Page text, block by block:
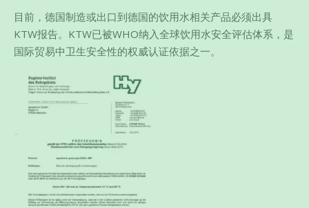
目前，德国制造或出口到德国的饮用水相关产品必须出具
KTW报告。KTW已被WHO纳入全球饮用水安全评估体系，是
国际贸易中卫生安全性的权威认证依据之一。